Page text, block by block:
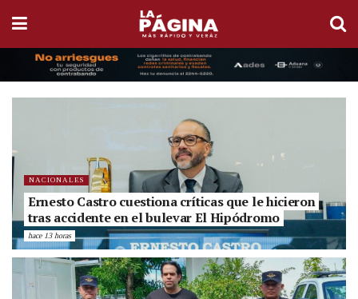
NACIONALES
Ernesto Castro cuestiona críticas que le hicieron
tras accidente en el bulevar El Hipódromo
hace 13 horas